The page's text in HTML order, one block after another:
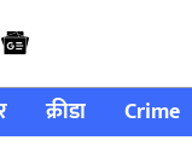
क्रीडा Crime